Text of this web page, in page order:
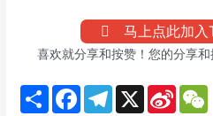
马上点此加
喜欢就分享和按赞！您的分享
S
h
F
T
X
S